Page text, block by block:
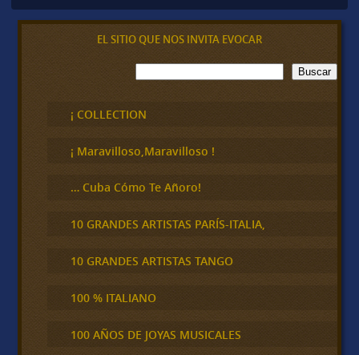
EL SITIO QUE NOS INVITA EVOCAR
B
u
c
a
Buscar
¡ COLLECTION
¡ Maravilloso,Maravilloso !
… Cuba Cómo Te Añoro!
10 GRANDES ARTISTAS PARÍS-ITALIA,
10 GRANDES ARTISTAS TANGO
100 % ITALIANO
100 AÑOS DE JOYAS MUSICALES